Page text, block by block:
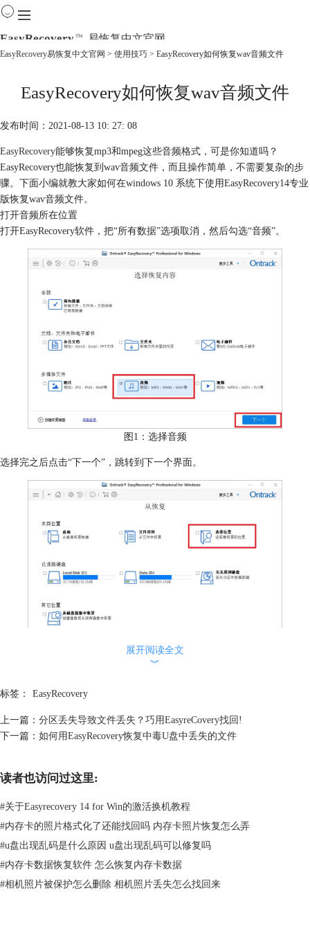
EasyRecovery TM 易恢复中文官网
购买
线下数据恢复
EasyRecovery易恢复中文官网 > 使用技巧 > EasyRecovery如何恢复wav音频文件
EasyRecovery如何恢复wav音频文件
发布时间：2021-08-13 10: 27: 08
EasyRecovery能够恢复mp3和mpeg这些音频格式，可是你知道吗？
EasyRecovery也能恢复到wav音频文件，而且操作简单，不需要复杂的步
骤。下面小编就教大家如何在windows 10 系统下使用EasyRecovery14专业
版恢复wav音频文件。
打开音频所在位置
打开EasyRecovery软件，把“所有数据”选项取消，然后勾选“音频”。
图1：选择音频
选择完之后点击“下一个”，跳转到下一个界面。
图2：选择位置
看上图，小编点击“选择位置”进行选择要恢复的位置，如果你的音频文件
复”。
点击“选择位置”之后，会来到这个窗口，在这个窗口要求你从熟悉的硬盘
EasyRecovery搜索的位置。
展开阅读全文
︾
标签： EasyRecovery
上一篇： 分区丢失导致文件丢失？巧用EasyreCovery找回!
下一篇： 如何用EasyRecovery恢复中毒U盘中丢失的文件
读者也访问过这里:
#关于Easyrecovery 14 for Win的激活换机教程
#内存卡的照片格式化了还能找回吗 内存卡照片恢复怎么弄
#u盘出现乱码是什么原因 u盘出现乱码可以修复吗
#内存卡数据恢复软件 怎么恢复内存卡数据
#相机照片被保护怎么删除 相机照片丢失怎么找回来